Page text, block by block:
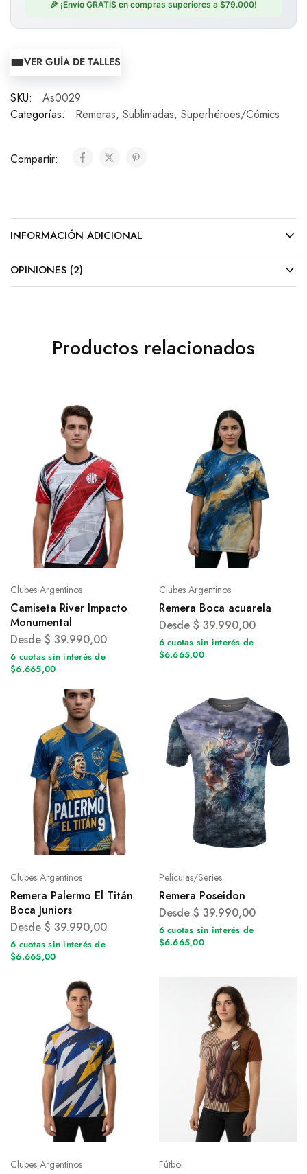
🎉 ¡Envío GRATIS en compras superiores a $79.000!
VER GUÍA DE TALLES
SKU:
As0029
Categorías:
Remeras, Sublimadas, Superhéroes/Cómics
Compartir:
INFORMACIÓN ADICIONAL
OPINIONES (2)
Productos relacionados
Clubes Argentinos
Camiseta River Impacto
Monumental
Desde $ 39.990,00
6 cuotas sin interés de
$6.665,00
Clubes Argentinos
Remera Boca acuarela
Desde $ 39.990,00
6 cuotas sin interés de
$6.665,00
Clubes Argentinos
Remera Palermo El Titán
Boca Juniors
Desde $ 39.990,00
6 cuotas sin interés de
$6.665,00
Películas/Series
Remera Poseidon
Desde $ 39.990,00
6 cuotas sin interés de
$6.665,00
Clubes Argentinos Fútbol